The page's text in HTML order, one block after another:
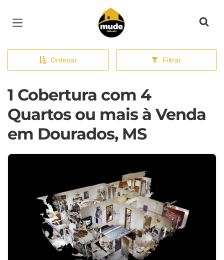
Página inicial
Ordenar Filtrar
1 Cobertura com 4
Quartos ou mais à Venda
em Dourados, MS